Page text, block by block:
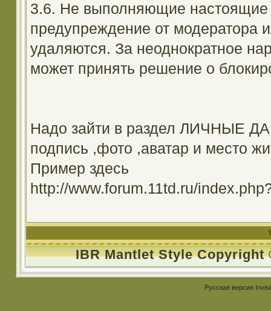
3.6. Не выполняющие настоящие
предупреждение от модератора
удаляются. За неоднократное
может принять решение о
Надо зайти в раздел ЛИЧНЫЕ
подпись ,фото ,аватар и место
Пример здесь
http://www.forum.11td.ru/
IBR Mantlet Style Copyright
Русская версия